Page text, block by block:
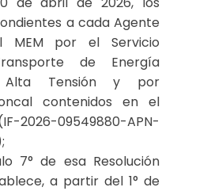
a cada Agente
MEM por el Servicio
de Energía
Alta Tensión y por
contenidos en el
09549880-APN-
7° de esa Resolución
a partir del 1° de